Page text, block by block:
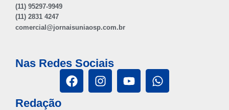
(11) 95297-9949
(11) 2831 4247
comercial@jornaisuniaosp.com.br
Nas Redes Sociais
Redação